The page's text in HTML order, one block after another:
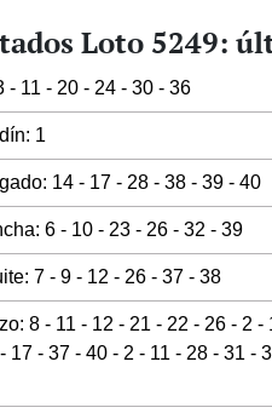
Loto 5249:
- 11 - 20 - 24 - 30 - 36
1
14 - 17 - 28 - 38 - 39 - 40
6 - 10 - 23 - 26 - 32 - 39
7 - 9 - 12 - 26 - 37 - 38
8 - 11 - 12 - 21 - 22 - 26 - 2
17 - 37 - 40 - 2 - 11 - 28 - 31 -